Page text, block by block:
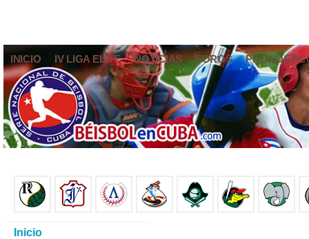
INICIO IV LIGA ELITE NOTICIAS FOROS
Inicio